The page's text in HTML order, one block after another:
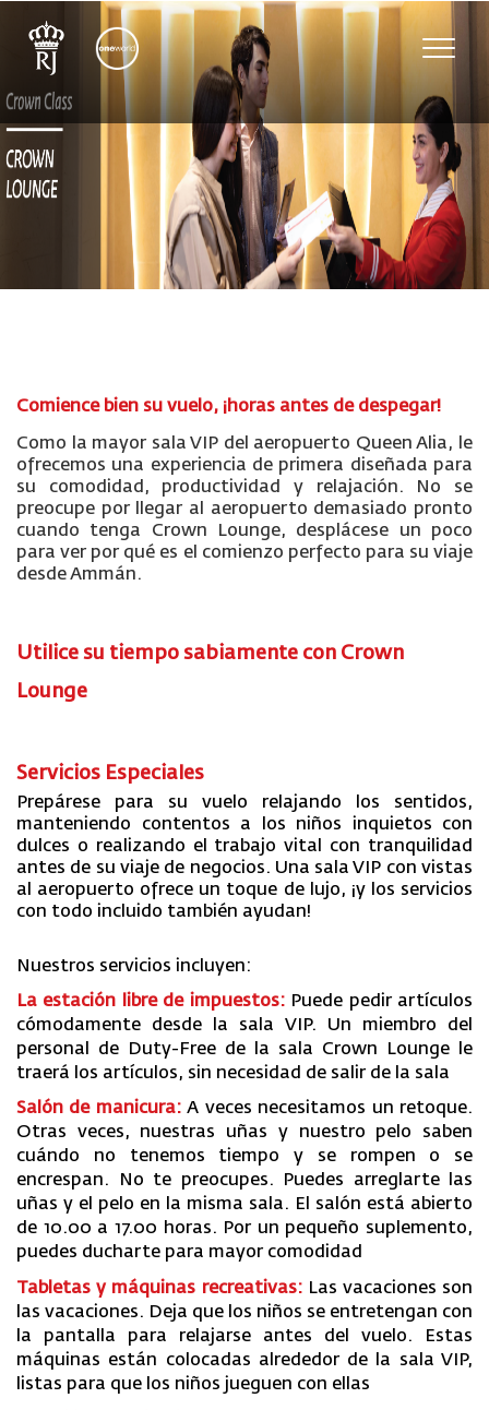
Toggle
Comience bien su vuelo, ¡horas antes de despegar!
Como la mayor sala VIP del aeropuerto Queen Alia, le
ofrecemos una experiencia de primera diseñada para
su comodidad, productividad y relajación. No se
preocupe por llegar al aeropuerto demasiado pronto
cuando tenga Crown Lounge, desplácese un poco
para ver por qué es el comienzo perfecto para su viaje
desde Ammán.
Utilice su tiempo sabiamente con Crown
Lounge
Servicios Especiales
Prepárese para su vuelo relajando los sentidos,
manteniendo contentos a los niños inquietos con
dulces o realizando el trabajo vital con tranquilidad
antes de su viaje de negocios. Una sala VIP con vistas
al aeropuerto ofrece un toque de lujo, ¡y los servicios
con todo incluido también ayudan!
Nuestros servicios incluyen:
La estación libre de impuestos: Puede pedir artículos
cómodamente desde la sala VIP. Un miembro del
personal de Duty-Free de la sala Crown Lounge le
traerá los artículos, sin necesidad de salir de la sala
Salón de manicura:A veces necesitamos un retoque.
Otras veces, nuestras uñas y nuestro pelo saben
cuándo no tenemos tiempo y se rompen o se
encrespan. No te preocupes. Puedes arreglarte las
uñas y el pelo en la misma sala. El salón está abierto
de 10.00 a 17.00 horas. Por un pequeño suplemento,
puedes ducharte para mayor comodidad
Tabletas y máquinas recreativas: Las vacaciones son
las vacaciones. Deja que los niños se entretengan con
la pantalla para relajarse antes del vuelo. Estas
máquinas están colocadas alrededor de la sala VIP,
listas para que los niños jueguen con ellas